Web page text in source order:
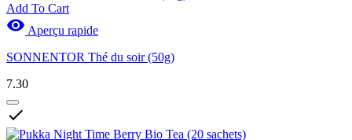
Add To Cart
 Aperçu rapide
SONNENTOR Thé du soir (50g)
7.30
